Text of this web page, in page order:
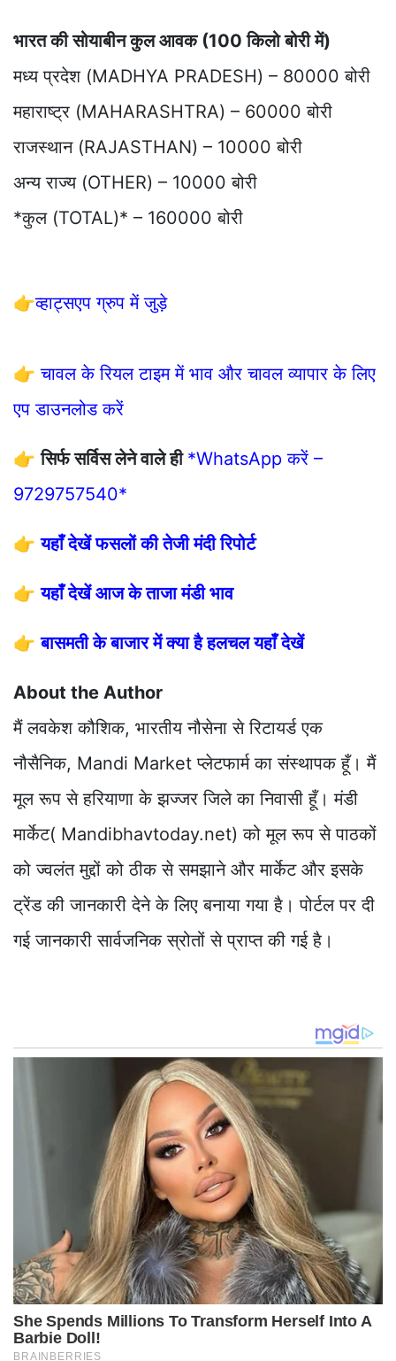
भारत की सोयाबीन कुल आवक (100 किलो बोरी में)
मध्य प्रदेश (MADHYA PRADESH) – 80000 बोरी
महाराष्ट्र (MAHARASHTRA) – 60000 बोरी
राजस्थान (RAJASTHAN) – 10000 बोरी
अन्य राज्य (OTHER) – 10000 बोरी
*कुल (TOTAL)* – 160000 बोरी
👉व्हाट्सएप ग्रुप में जुड़े
👉चावल के रियल टाइम में भाव और चावल व्यापार के लिए
एप डाउनलोड करें
👉सिर्फ सर्विस लेने वाले ही *WhatsApp करें –
9729757540*
👉यहाँ देखें फसलों की तेजी मंदी रिपोर्ट
👉यहाँ देखें आज के ताजा मंडी भाव
👉बासमती के बाजार में क्या है हलचल यहाँ देखें
About the Author
मैं लवकेश कौशिक, भारतीय नौसेना से रिटायर्ड एक
नौसैनिक, Mandi Market प्लेटफार्म का संस्थापक हूँ। मैं
मूल रूप से हरियाणा के झज्जर जिले का निवासी हूँ। मंडी
मार्केट( Mandibhavtoday.net) को मूल रूप से पाठकों
को ज्वलंत मुद्दों को ठीक से समझाने और मार्केट और इसके
ट्रेंड की जानकारी देने के लिए बनाया गया है। पोर्टल पर दी
गई जानकारी सार्वजनिक स्रोतों से प्राप्त की गई है।